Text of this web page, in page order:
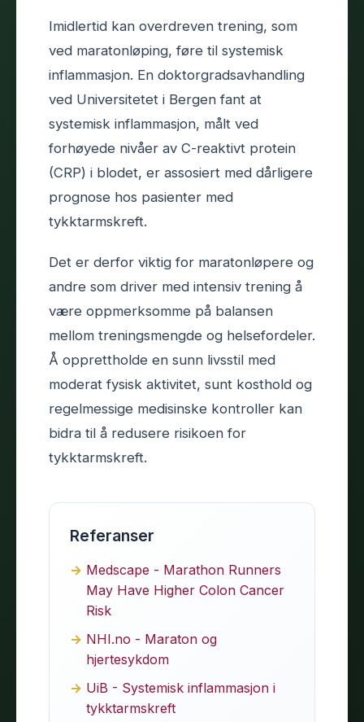
Imidlertid kan overdreven trening, som
ved maratonløping, føre til systemisk
inflammasjon. En doktorgradsavhandling
ved Universitetet i Bergen fant at
systemisk inflammasjon, målt ved
forhøyede nivåer av C-reaktivt protein
(CRP) i blodet, er assosiert med dårligere
prognose hos pasienter med
tykktarmskreft.
Det er derfor viktig for maratonløpere og
andre som driver med intensiv trening å
være oppmerksomme på balansen
mellom treningsmengde og helsefordeler.
Å opprettholde en sunn livsstil med
moderat fysisk aktivitet, sunt kosthold og
regelmessige medisinske kontroller kan
bidra til å redusere risikoen for
tykktarmskreft.
Referanser
Medscape - Marathon Runners
May Have Higher Colon Cancer
Risk
NHI.no - Maraton og
hjertesykdom
UiB - Systemisk inflammasjon i
tykktarmskreft